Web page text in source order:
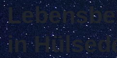
in